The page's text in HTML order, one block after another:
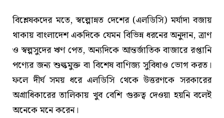
বিশ্লেষকদের মতে, স্বল্পোন্নত দেশের (এলডিসি) মর্যাদা বজায়
থাকায় বাংলাদেশ একদিকে যেমন বিভিন্ন ধরনের অনুদান, ত্রাণ
ও স্বল্পসুদের ঋণ পেত, অন্যদিকে আন্তর্জাতিক বাজারে রপ্তানি
পণ্যের জন্য শুল্কমুক্ত বা বিশেষ বাণিজ্য সুবিধাও ভোগ করত।
ফলে দীর্ঘ সময় ধরে এলডিসি থেকে উত্তরণকে সরকারের
অগ্রাধিকারের তালিকায় খুব বেশি গুরুত্ব দেওয়া হয়নি বলেই
অনেকে মনে করেন।